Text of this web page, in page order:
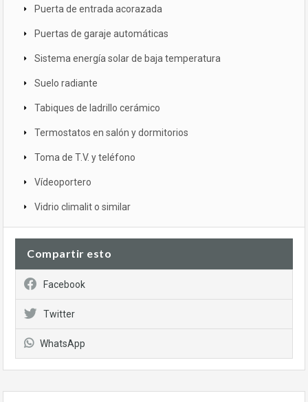
Puerta de entrada acorazada
Puertas de garaje automáticas
Sistema energía solar de baja temperatura
Suelo radiante
Tabiques de ladrillo cerámico
Termostatos en salón y dormitorios
Toma de T.V. y teléfono
Vídeoportero
Vidrio climalit o similar
Compartir esto
Facebook
Twitter
WhatsApp